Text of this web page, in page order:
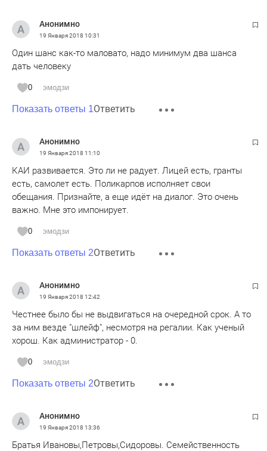
Анонимно
19 Января 2018 10:31
Один шанс как-то маловато, надо минимум два шанса
дать человеку
0 эмодзи
Показать ответы 1Ответить
Анонимно
19 Января 2018 11:10
КАИ развивается. Это ли не радует. Лицей есть, гранты
есть, самолет есть. Поликарпов исполняет свои
обещания. Признайте, а еще идёт на диалог. Это очень
важно. Мне это импонирует.
0 эмодзи
Показать ответы 2Ответить
Анонимно
19 Января 2018 12:42
Честнее было бы не выдвигаться на очередной срок. А то
за ним везде "шлейф", несмотря на регалии. Как ученый
хорош. Как администратор - 0.
0 эмодзи
Показать ответы 2Ответить
Анонимно
19 Января 2018 13:36
Братья Ивановы,Петровы,Сидоровы. Семейственность